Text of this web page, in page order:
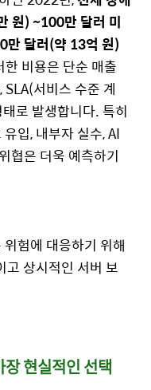
원) ~100만 달러 미
만 달러(약 13억 원)
비용은 단순 매출
서비스 수준 계
로 발생합니다. 특히
입, 내부자 실수, AI
협은 더욱 예측하기
험에 대응하기 위해
고 상시적인 서버 보
현실적인 선택